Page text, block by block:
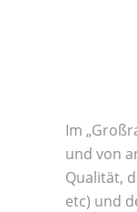
Im
und von
Qualität,
etc) und